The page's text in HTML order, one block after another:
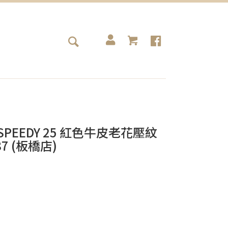
25 紅色牛皮老花壓紋
(板橋店)